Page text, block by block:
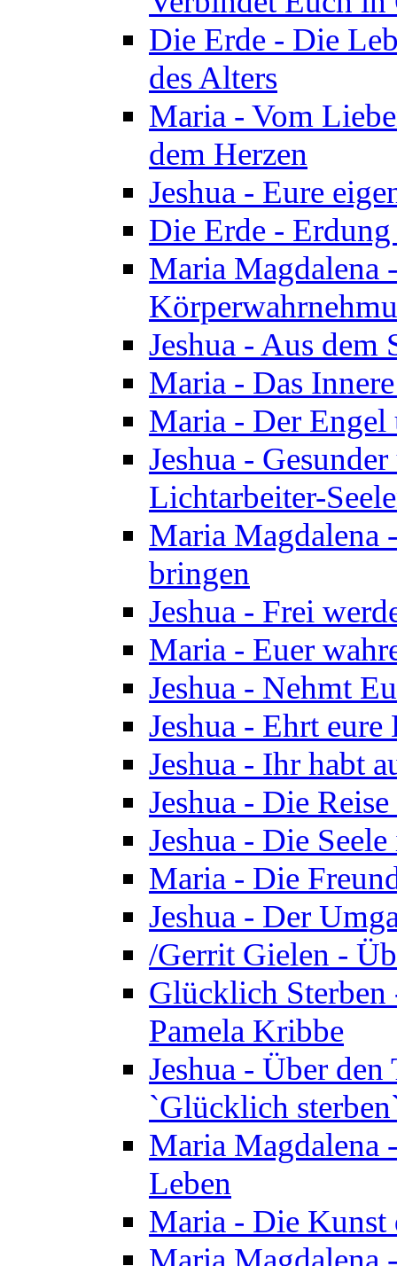
Die Erde - Die
des Alters
Maria - Vom
dem Herzen
Jeshua - Eure
Die Erde -
Maria Magdalena
Jeshua - Aus dem
Maria - Das
Maria - Der Engel
Jeshua -
Lichtarbeiter-
Maria Magdalena
bringen
Jeshua - Frei
Maria - Euer
Jeshua - Nehmt
Jeshua - Ehrt
Jeshua - Ihr habt
Jeshua - Die
Jeshua - Die
Maria - Die
Jeshua - Der
/Gerrit Gielen -
Glücklich
Pamela Kribbe
Jeshua - Über
`Glücklich
Maria Magdalena
Leben
Maria - Die Kunst